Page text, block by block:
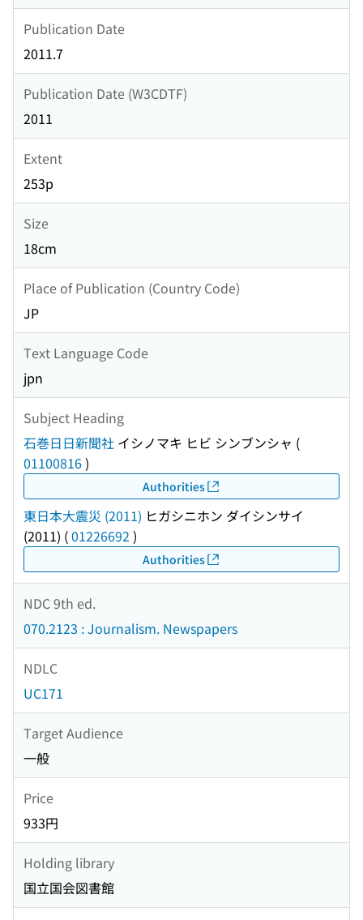
Publication Date
2011.7
Publication Date (W3CDTF)
2011
Extent
253p
Size
18cm
Place of Publication (Country Code)
JP
Text Language Code
jpn
Subject Heading
石巻日日新聞社 イシノマキ ヒビ シンブンシャ (
01100816)
Authorities
東日本大震災 (2011) ヒガシニホン ダイシンサイ
(2011) (01226692 )
Authorities
NDC 9th ed.
070.2123 : Journalism. Newspapers
NDLC
UC171
Target Audience
一般
Price
933円
Holding library
国立国会図書館